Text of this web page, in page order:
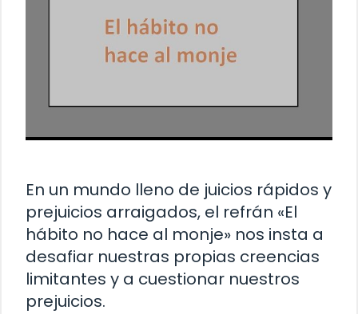
En un mundo lleno de juicios rápidos y
prejuicios arraigados, el refrán «El
hábito no hace al monje» nos insta a
desafiar nuestras propias creencias
limitantes y a cuestionar nuestros
prejuicios.